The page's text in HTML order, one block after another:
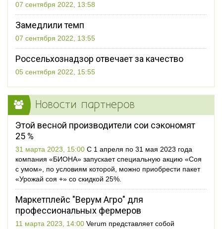
07 сентября 2022, 13:58
Замедлили темп
07 сентября 2022, 13:55
Россельхознадзор отвечает за качество
05 сентября 2022, 15:55
Новости партнеров
Этой весной производители сои сэкономят
25 %
31 марта 2023, 15:00 С 1 апреля по 31 мая 2023 года
компания «БИОНА» запускает специальную акцию «Соя
с умом», по условиям которой, можно приобрести пакет
«Урожай соя +» со скидкой 25%.
Маркетплейс "Верум Агро" для
профессиональных фермеров
11 марта 2023, 14:00 Verum представляет собой